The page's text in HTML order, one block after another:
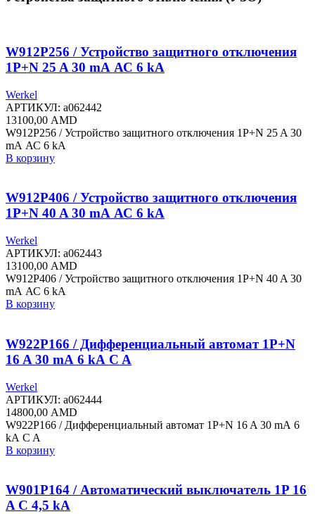
W912P256 / Устройство защитного отключения
1P+N 25 A 30 mА АС 6 kА
Werkel
АРТИКУЛ: a062442
13100,00 AMD
W912P256 / Устройство защитного отключения 1P+N 25 A 30
mА АС 6 kА
В корзину
W912P406 / Устройство защитного отключения
1P+N 40 A 30 mА АС 6 kА
Werkel
АРТИКУЛ: a062443
13100,00 AMD
W912P406 / Устройство защитного отключения 1P+N 40 A 30
mА АС 6 kА
В корзину
W922P166 / Дифференциальный автомат 1P+N
16 A 30 mА 6 kА C A
Werkel
АРТИКУЛ: a062444
14800,00 AMD
W922P166 / Дифференциальный автомат 1P+N 16 A 30 mА 6
kА C A
В корзину
W901P164 / Автоматический выключатель 1P 16
A C 4,5 kА